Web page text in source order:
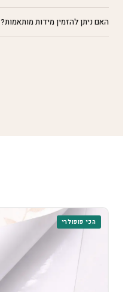
האם ניתן להזמין מידות מותאמות?
הכי פופולרי